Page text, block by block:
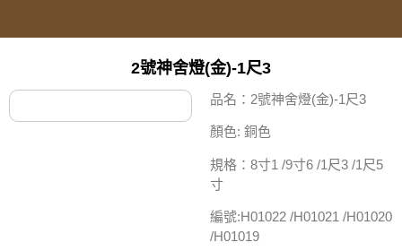
2號神舍燈(金)-1尺3
品名：2號神舍燈(金)-1尺3
顏色: 銅色
規格：8寸1 /9寸6 /1尺3 /1尺5
寸
編號:H01022 /H01021 /H01020
/H01019